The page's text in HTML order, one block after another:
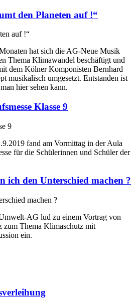
den Planeten auf !“
hat sich die AG-Neue Musik
Thema Klimawandel beschäftigt und
dem Kölner Komponisten Bernhard
musikalisch umgesetzt. Entstanden ist
hier sehen kann.
Klasse 9
fand am Vormittag in der Aula
für die Schülerinnen und Schüler der
ich den Unterschied machen ?
AG lud zu einem Vortrag von
zum Thema Klimaschutz mit
ein.